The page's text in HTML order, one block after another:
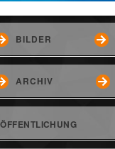
BILDER
ARCHIV